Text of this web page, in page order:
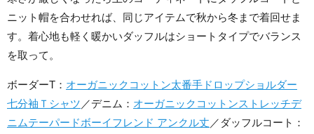
ニット帽を合わせれば、同じアイテムで秋から冬まで着回せま
す。着心地も軽く暖かいダッフルはショートタイプでバランス
を取って。
ボーダーT： オーガニックコットン太番手ドロップショルダー
七分袖Ｔシャツ ／デニム： オーガニックコットンストレッチデ
ニムテーパードボーイフレンド アンクル丈 ／ダッフルコート：